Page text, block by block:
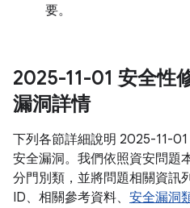
要。
2025-11-01 安全性
漏洞詳情
下列各節詳細說明 2025-11-
安全漏洞。我們依照資安問題
分門別類，並將問題相關資訊
ID、相關參考資料、 安全漏洞